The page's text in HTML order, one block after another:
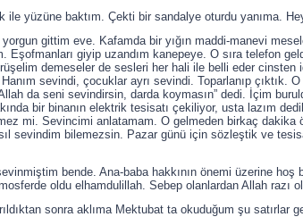
ile yüzüne baktım. Çekti bir sandalye oturdu yanıma.
gittim eve. Kafamda bir yığın maddi-manevi
Eşofmanları giyip uzandım kanepeye. O sıra telefon
demeseler de sesleri her hali ile belli eder
sevindi, çocuklar ayrı sevindi. Toparlanıp çıktık.
da seni sevindirsin, darda koymasın” dedi. İçim
bir binanın elektrik tesisatı çekiliyor, usta lazım
mi. Sevincimi anlatamam. O gelmeden birkaç
sevindim bilemezsin. Pazar günü için sözleştik ve
bende. Ana-baba hakkının önemi üzerine
oldu elhamdulillah. Sebep olanlardan Allah razı
sonra aklıma Mektubat ta okuduğum şu satırlar